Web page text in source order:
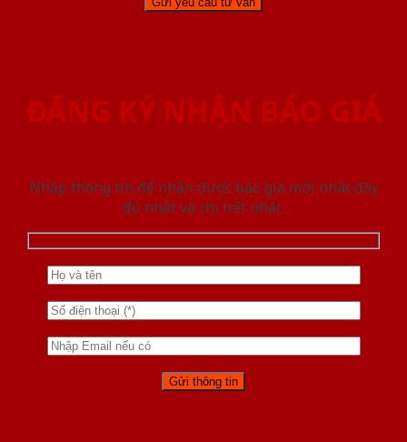
ĐĂNG KÝ NHẬN BÁO GIÁ
Nhập thông tin để nhận được báo giá mới nhât đầy
đủ nhất và chi tiết nhất.